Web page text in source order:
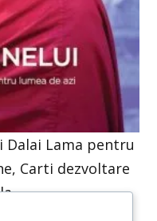
Dalai Lama pentru
Carti dezvoltare